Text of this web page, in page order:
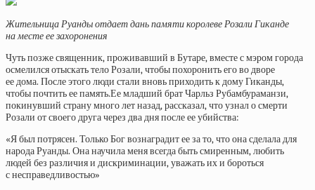
Жительница Руанды отдает дань памяти королеве Розали Гиканде
на месте ее захоронения
Чуть позже священник, проживавший в Бутаре, вместе с мэром города
осмелился отыскать тело Розали, чтобы похоронить его во дворе
ее дома. После этого люди стали вновь приходить к дому Гиканды,
чтобы почтить ее память.Ее младший брат Чарльз Рубамбураманзи,
покинувший страну много лет назад, рассказал, что узнал о смерти
Розали от своего друга через два дня после ее убийства:
«Я был потрясен. Только Бог вознаградит ее за то, что она сделала для
народа Руанды. Она научила меня всегда быть смиренным, любить
людей без различия и дискриминации, уважать их и бороться
с несправедливостью»